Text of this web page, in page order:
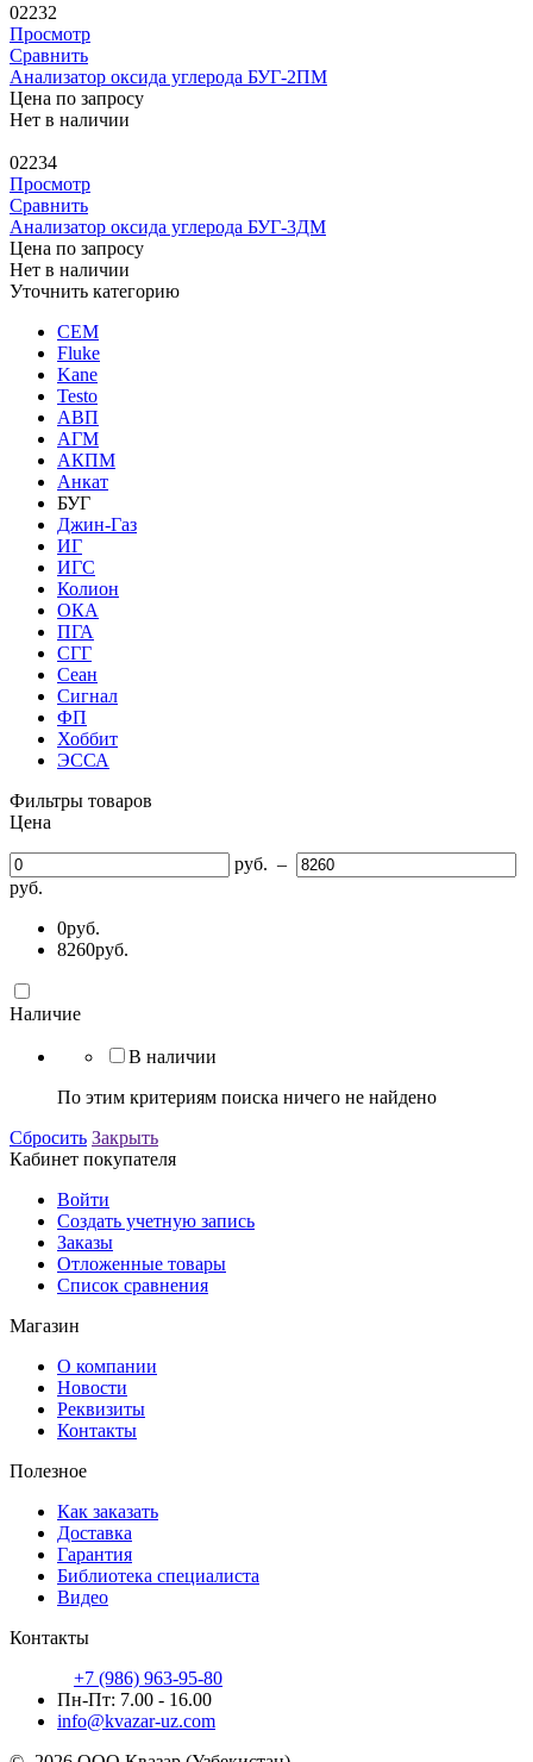
02232
Просмотр
Сравнить
Анализатор оксида углерода БУГ-2ПМ
Цена по запросу
Нет в наличии
02234
Просмотр
Сравнить
Анализатор оксида углерода БУГ-3ДМ
Цена по запросу
Нет в наличии
Уточнить категорию
CEM
Fluke
Kane
Testo
АВП
АГМ
АКПМ
Анкат
БУГ
Джин-Газ
ИГ
ИГС
Колион
ОКА
ПГА
СГГ
Сеан
Сигнал
ФП
Хоббит
ЭССА
Фильтры товаров
Цена
руб. –
руб.
0руб.
8260руб.
Наличие
В наличии
По этим критериям поиска ничего не найдено
Сбросить Закрыть
Кабинет покупателя
Войти
Создать учетную запись
Заказы
Отложенные товары
Список сравнения
Магазин
О компании
Новости
Реквизиты
Контакты
Полезное
Как заказать
Доставка
Гарантия
Библиотека специалиста
Видео
Контакты
+7 (986) 963-95-80
Пн-Пт: 7.00 - 16.00
info@kvazar-uz.com